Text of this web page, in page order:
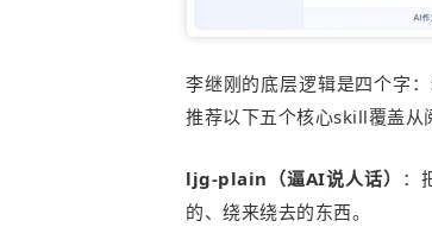
李继刚的底层逻辑是四个字
推荐以下五个核心skill覆盖从
ljg-plain（逼AI说人话） ：
的、绕来绕去的东西。